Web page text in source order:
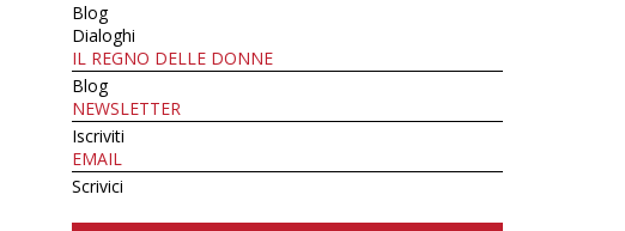
Blog
Dialoghi
IL REGNO DELLE DONNE
Blog
NEWSLETTER
Iscriviti
EMAIL
Scrivici